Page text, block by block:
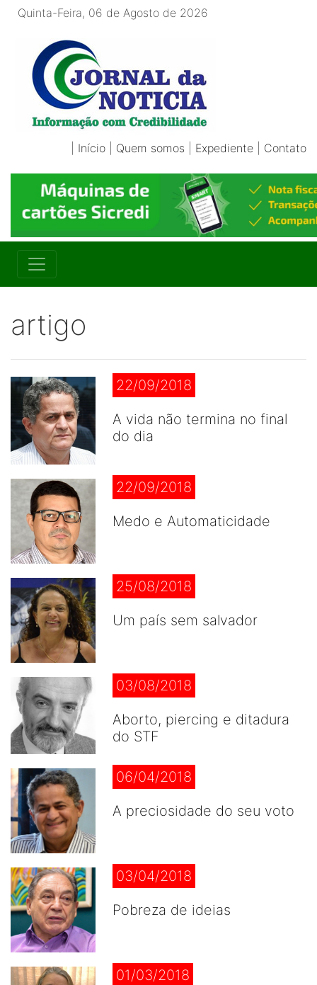
Quinta-Feira, 06 de Agosto de 2026
Início Quem somos Expediente Contato
artigo
22/09/2018
A vida não termina no final
do dia
22/09/2018
Medo e Automaticidade
25/08/2018
Um país sem salvador
03/08/2018
Aborto, piercing e ditadura
do STF
06/04/2018
A preciosidade do seu voto
03/04/2018
Pobreza de ideias
01/03/2018